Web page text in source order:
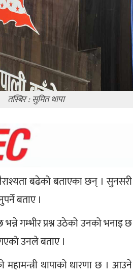
तस्बिर : सुमित थापा
बढेको बताएका छन् । सुनसरी
बताए ।
गम्भीर प्रश्न उठेको उनको भनाइ छ
गएको उनले बताए ।
थापाको धारणा छ । आउने